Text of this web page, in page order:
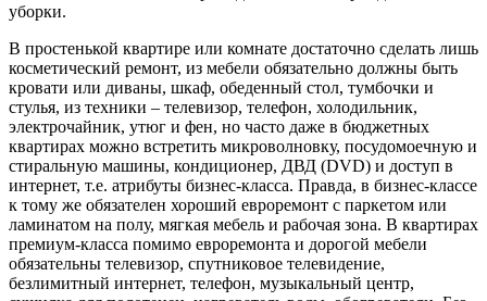
уборки.
В простенькой квартире или комнате достаточно сделать лишь
косметический ремонт, из мебели обязательно должны быть
кровати или диваны, шкаф, обеденный стол, тумбочки и
стулья, из техники – телевизор, телефон, холодильник,
электрочайник, утюг и фен, но часто даже в бюджетных
квартирах можно встретить микроволновку, посудомоечную и
стиральную машины, кондиционер, ДВД (DVD) и доступ в
интернет, т.е. атрибуты бизнес-класса. Правда, в бизнес-классе
к тому же обязателен хороший евроремонт с паркетом или
ламинатом на полу, мягкая мебель и рабочая зона. В квартирах
премиум-класса помимо евроремонта и дорогой мебели
обязательны телевизор, спутниковое телевидение,
безлимитный интернет, телефон, музыкальный центр,